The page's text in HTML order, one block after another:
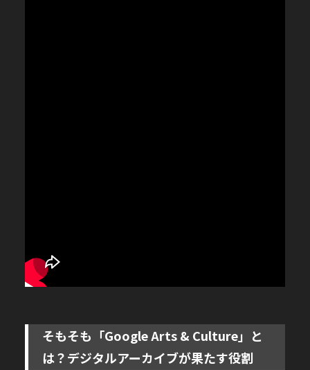
そもそも「Google Arts & Culture」と
は？デジタルアーカイブが果たす役割